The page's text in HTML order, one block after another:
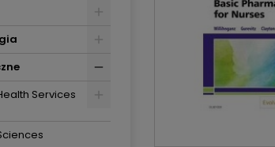
Services